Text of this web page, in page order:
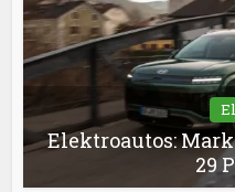
Elektroautos:
29